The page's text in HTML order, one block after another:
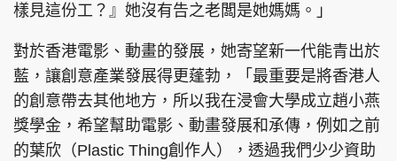
樣見這份工？』她沒有告之老闆是她媽媽。」
對於香港電影、動畫的發展，她寄望新一代能青出於
藍，讓創意產業發展得更蓬勃，「最重要是將香港人
的創意帶去其他地方，所以我在浸會大學成立趙小燕
獎學金，希望幫助電影、動畫發展和承傳，例如之前
的葉欣（Plastic Thing創作人），透過我們少少資助